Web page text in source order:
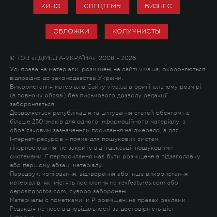
КИНО СПЕЦТЕМЫ БИЗНЕС
ОБЛОЖКИ КОЛУМНИСТЫ
© ТОВ «ЕДІМЕДІА-УКРАЇНА», 2008 - 2026
Усі права на матеріали, розміщені на сайті viva.ua, охороняються
відповідно до законодавства України.
Використання матеріалів Сайту viva.ua в оригінальному розмірі
(в повному обсязі) без письмового дозволу редакції
забороняється.
Дозволяється републікація та цитування статей обсягом не
більше 250 знаків для одного інформаційного матеріалу, з
обов'язковим зазначенням посилання на джерело, а для
Інтернет-ресурсів – пряме для пошукових систем
гіперпосилання, не закрите від індексації пошуковими
системами. Гіперпосилання має бути розміщене в підзаголовку
або першому абзаці матеріалу.
Передрук, копіювання, відтворення або інше використання
матеріалів, які містять посилання на rexfeatures.com або
depositphotos.com, суворо заборонені.
Материалы с пометками! и P розміщені на правах реклами.
Редакція не несе відповідальності за достовірність цієї